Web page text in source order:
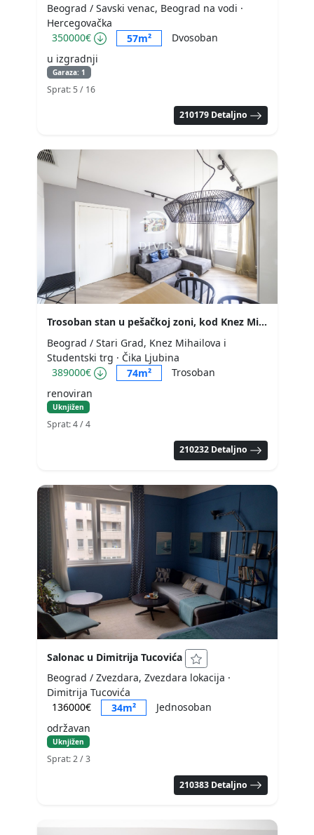
Beograd / Savski venac, Beograd na vodi ·
Hercegovačka
350000€
57m²
Dvosoban
u izgradnji
Garaza: 1
Sprat: 5 / 16
210179 Detaljno
Trosoban stan u pešačkoj zoni, kod Knez Mihailove
Beograd / Stari Grad, Knez Mihailova i
Studentski trg · Čika Ljubina
389000€
74m²
Trosoban
renoviran
Uknjižen
Sprat: 4 / 4
210232 Detaljno
Salonac u Dimitrija Tucovića
Beograd / Zvezdara, Zvezdara lokacija ·
Dimitrija Tucovića
136000€
34m²
Jednosoban
održavan
Uknjižen
Sprat: 2 / 3
210383 Detaljno